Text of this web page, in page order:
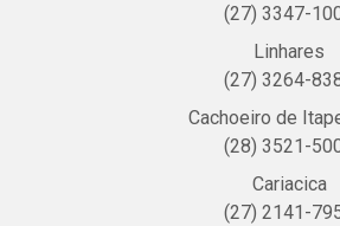
(27) 3347-
Linhares
(27) 3264-
Cachoeiro de
(28) 3521-
Cariacica
(27) 2141-